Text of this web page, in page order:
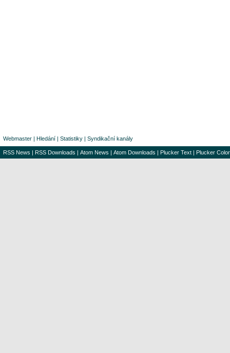
Webmaster | Hledání | Statistiky | Syndikační kanály
RSS News | RSS Downloads | Atom News | Atom Downloads | Plucker Text | Plucker Color